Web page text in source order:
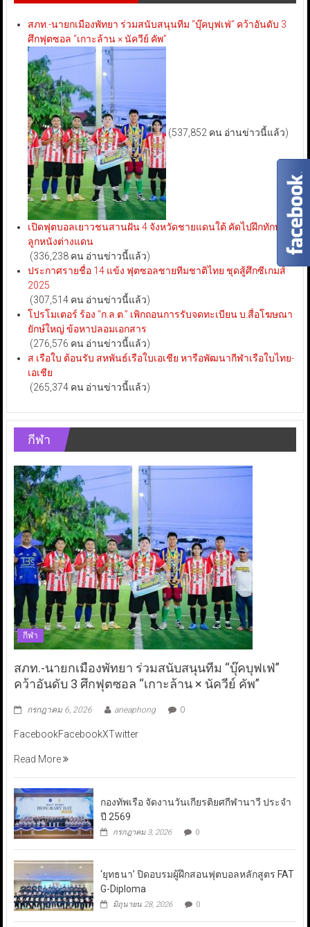
สภท.-นายกเมืองพัทยา ร่วมสนับสนุนทีม “บุ๊คบุฟเฟ่” คว้าอันดับ 3
ศึกฟุตซอล “เกาะล้าน × นัควีย์ คัพ”
(537,852 คน อ่านข่าวนี้แล้ว)
เปิดฟุตบอลเยาวชนสานฝัน 4 จังหวัดชายแดนใต้ คัดไปฝึกทักษะ
ลูกหนังต่างแดน
(336,238 คน อ่านข่าวนี้แล้ว)
ประกาศรายชื่อ 14 แข้ง ฟุตซอลชายทีมชาติไทย ชุดสู้ศึกซีเกมส์
2025
(307,514 คน อ่านข่าวนี้แล้ว)
โปรโมเตอร์ ร้อง “ก.ล.ต.” เพิกถอนการรับจดทะเบียน บ.สื่อโฆษณา
ยักษ์ใหญ่ ข้อหาปลอมเอกสาร
(276,576 คน อ่านข่าวนี้แล้ว)
ส.เรือใบ ต้อนรับ สหพันธ์เรือใบเอเชีย หารือพัฒนากีฬาเรือใบไทย-
เอเชีย
(265,374 คน อ่านข่าวนี้แล้ว)
กีฬา
กีฬา
สภท.-นายกเมืองพัทยา ร่วมสนับสนุนทีม “บุ๊คบุฟเฟ่”
คว้าอันดับ 3 ศึกฟุตซอล “เกาะล้าน × นัควีย์ คัพ”
กรกฎาคม 6, 2026 aneaphong 0
FacebookFacebookXTwitter
Read More
กองทัพเรือ จัดงานวันเกียรติยศกีฬานาวี ประจำ
ปี 2569
กรกฎาคม 3, 2026 0
‘ยุทธนา’ ปิดอบรมผู้ฝึกสอนฟุตบอลหลักสูตร FAT
G-Diploma
มิถุนายน 28, 2026 0